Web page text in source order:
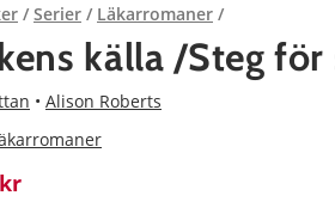
Serier Läkarromaner
källa /Steg för
Alison Roberts